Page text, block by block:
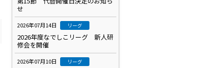
せ
2026年07月14日 リーグ
2026年度なでしこリーグ 新人研
修会を開催
2026年07月10日 リーグ